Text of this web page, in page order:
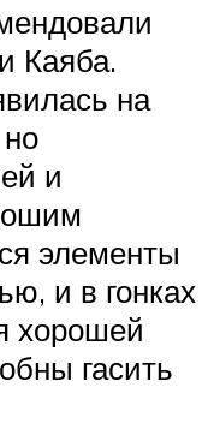
Каяба.
на
и
элементы
и в гонках
хорошей
гасить